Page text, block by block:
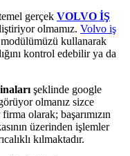
gerçek VOLVO İŞ
olmamız. Volvo iş
kullanarak
kontrol edebilir ya da
şeklinde google
olmanız sizce
olarak; başarımızın
üzerinden işlemler
kılmaktadır.